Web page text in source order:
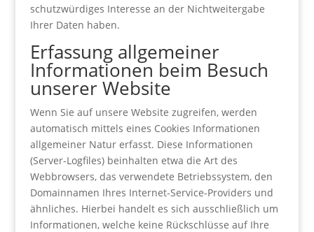
schutzwürdiges Interesse an der Nichtweitergabe
Ihrer Daten haben.
Erfassung allgemeiner
Informationen beim Besuch
unserer Website
Wenn Sie auf unsere Website zugreifen, werden
automatisch mittels eines Cookies Informationen
allgemeiner Natur erfasst. Diese Informationen
(Server-Logfiles) beinhalten etwa die Art des
Webbrowsers, das verwendete Betriebssystem, den
Domainnamen Ihres Internet-Service-Providers und
ähnliches. Hierbei handelt es sich ausschließlich um
Informationen, welche keine Rückschlüsse auf Ihre